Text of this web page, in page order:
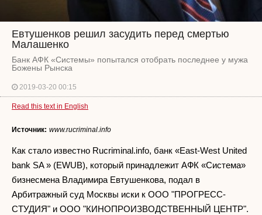
Евтушенков решил засудить перед смертью
Малашенко
Банк АФК «Системы» попытался отобрать последнее у мужа
Божены Рынска
2019-03-20 00:15
Read this text in English
Источник: www.rucriminal.info
Как стало известно Rucriminal.info, банк «East-West United
bank SA » (EWUB), который принадлежит АФК «Система»
бизнесмена Владимира Евтушенкова, подал в
Арбитражный суд Москвы иски к ООО "ПРОГРЕСС-
СТУДИЯ" и ООО "КИНОПРОИЗВОДСТВЕННЫЙ ЦЕНТР".